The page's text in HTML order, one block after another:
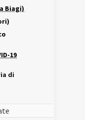
Biagi)
19
di